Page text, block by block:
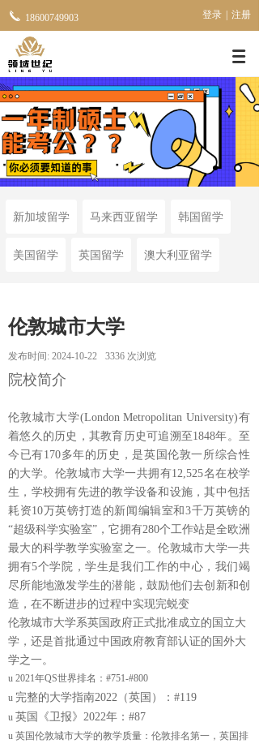
登录 注册
18600749903
新加坡留学 马来西亚留学 韩国留学
美国留学 英国留学 澳大利亚留学
伦敦城市大学
发布时间: 2024-10-22 3336 次浏览
院校简介
伦敦城市大学(London Metropolitan University)有
着悠久的历史，其教育历史可追溯至1848年。至
今已有170多年的历史，是英国伦敦一所综合性
的大学。伦敦城市大学一共拥有12,525名在校学
生，学校拥有先进的教学设备和设施，其中包括
耗资10万英镑打造的新闻编辑室和3千万英镑的
“超级科学实验室”，它拥有280个工作站是全欧洲
最大的科学教学实验室之一。伦敦城市大学一共
拥有5个学院，学生是我们工作的中心，我们竭
尽所能地激发学生的潜能，鼓励他们去创新和创
造，在不断进步的过程中实现完蜕变
伦敦城市大学系英国政府正式批准成立的国立大
学，还是首批通过中国政府教育部认证的国外大
学之一。
u 2021年QS世界排名：#751-#800
u 完整的大学指南2022（英国）：#119
u 英国《卫报》2022年：#87
u 英国伦敦城市大学的教学质量：伦敦排名第一，英国排